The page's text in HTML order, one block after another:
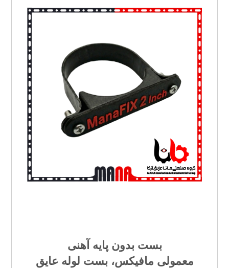
بست بدون پایه آهنی
معمولی مافیکس، بست لوله عایق